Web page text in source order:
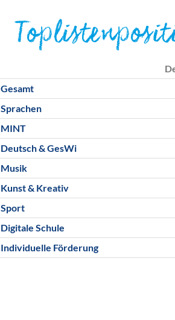
Gesamt
Sprachen
MINT
Deutsch & GesWi
Musik
Kunst & Kreativ
Sport
Digitale Schule
Individuelle Förderung